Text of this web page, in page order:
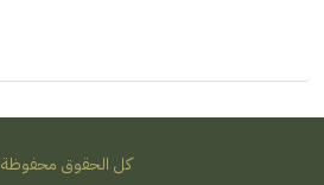
© كل الحقوق محفوظة